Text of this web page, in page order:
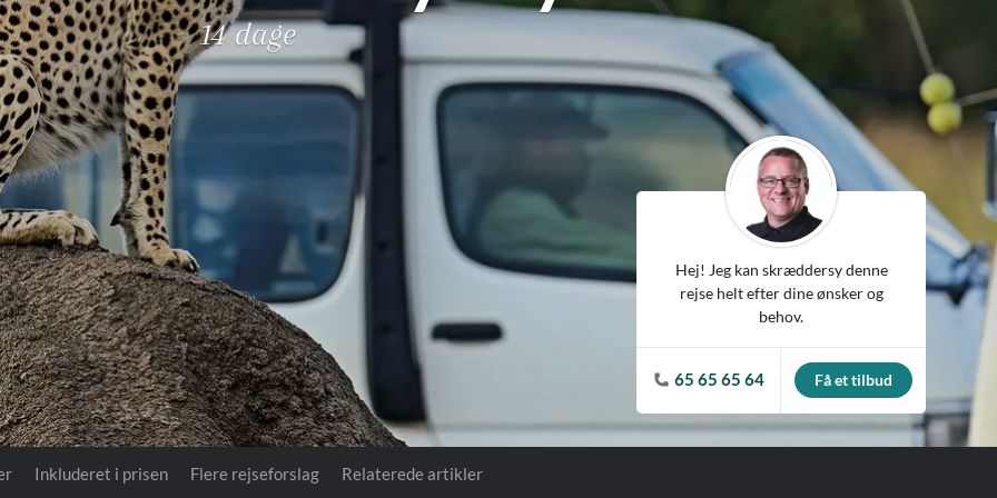
14 dage
Hej! Jeg kan skræddersy denne
rejse helt efter dine ønsker og
behov.
65 65 65 64 Få et tilbud
Inkluderet i prisen Flere rejseforslag Relaterede artikler